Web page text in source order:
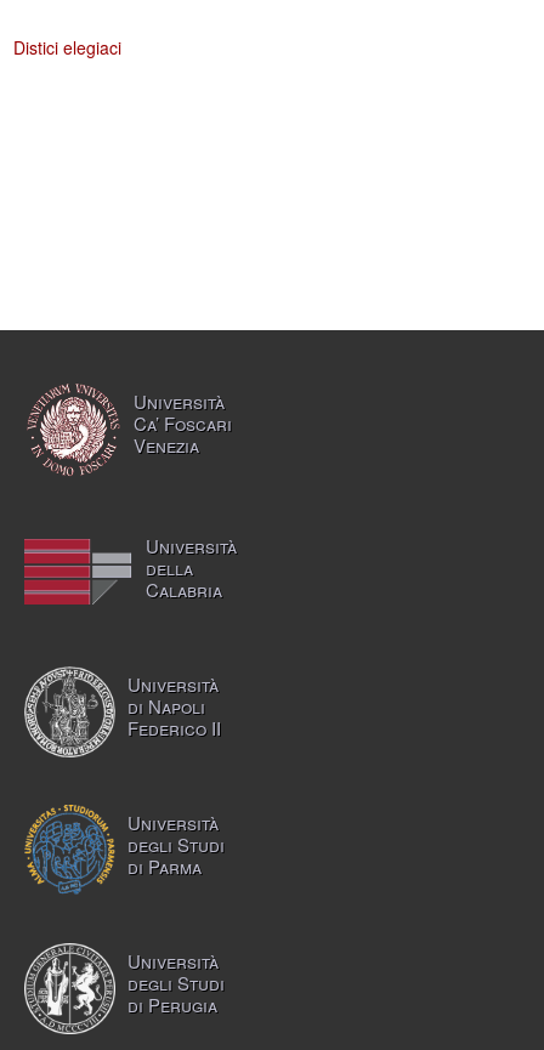
Distici elegiaci
Università
Ca’ Foscari
Venezia
Università
della
Calabria
Università
di Napoli
Federico II
Università
degli Studi
di Parma
Università
degli Studi
di Perugia